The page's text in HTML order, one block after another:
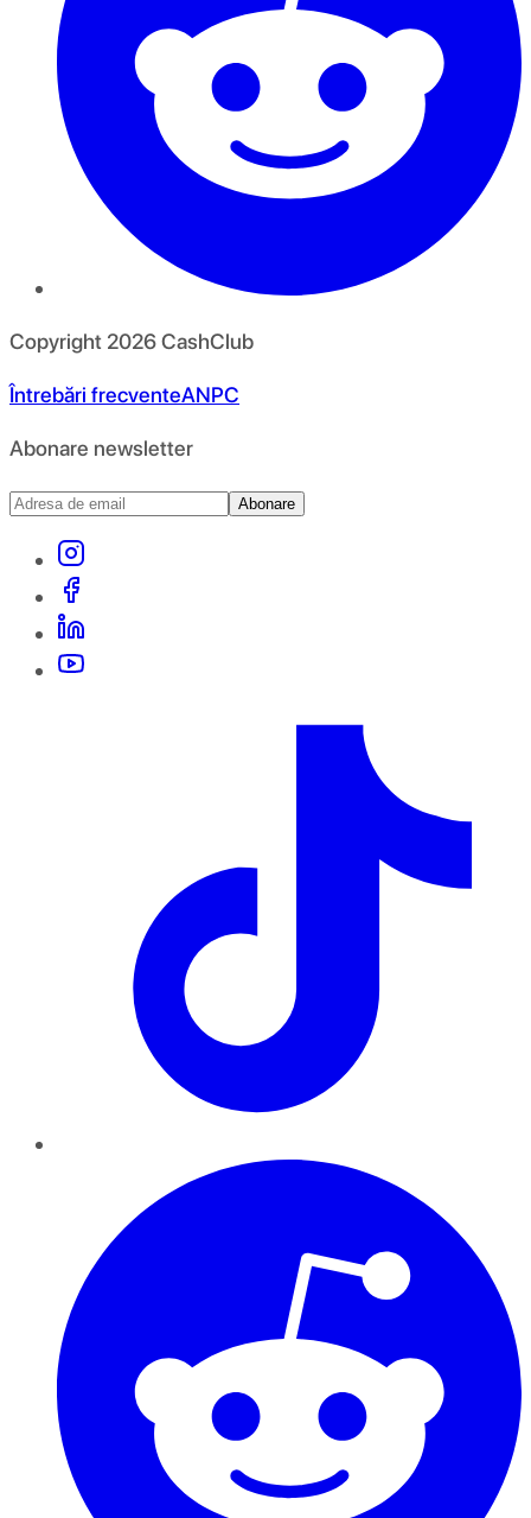
Copyright 2026CashClub
Întrebări frecventeANPC
Abonare newsletter
Abonare